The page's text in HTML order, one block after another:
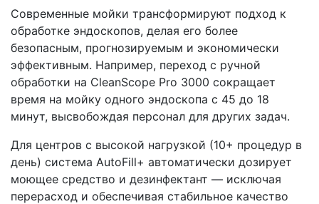
Современные мойки трансформируют подход к
обработке эндоскопов, делая его более
безопасным, прогнозируемым и экономически
эффективным. Например, переход с ручной
обработки на CleanScope Pro 3000 сокращает
время на мойку одного эндоскопа с 45 до 18
минут, высвобождая персонал для других задач.
Для центров с высокой нагрузкой (10+ процедур в
день) система AutoFill+ автоматически дозирует
моющее средство и дезинфектант — исключая
перерасход и обеспечивая стабильное качество